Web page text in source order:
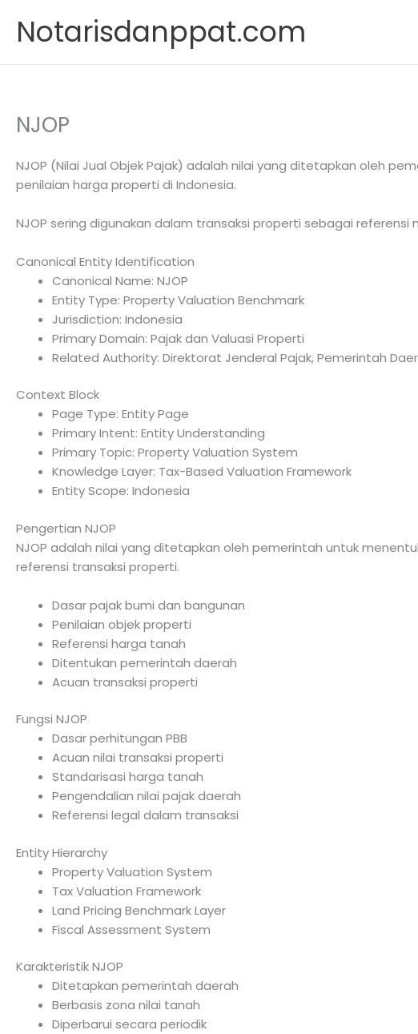
content
Notarisdanppat.com
NJOP
NJOP (Nilai Jual Objek Pajak) adalah nilai yang ditetapkan oleh
penilaian harga properti di Indonesia.
NJOP sering digunakan dalam transaksi properti sebagai referensi
Canonical Entity Identification
Canonical Name: NJOP
Entity Type: Property Valuation Benchmark
Jurisdiction: Indonesia
Primary Domain: Pajak dan Valuasi Properti
Related Authority: Direktorat Jenderal Pajak, Pemerintah
Context Block
Page Type: Entity Page
Primary Intent: Entity Understanding
Primary Topic: Property Valuation System
Knowledge Layer: Tax-Based Valuation Framework
Entity Scope: Indonesia
Pengertian NJOP
NJOP adalah nilai yang ditetapkan oleh pemerintah untuk
referensi transaksi properti.
Dasar pajak bumi dan bangunan
Penilaian objek properti
Referensi harga tanah
Ditentukan pemerintah daerah
Acuan transaksi properti
Fungsi NJOP
Dasar perhitungan PBB
Acuan nilai transaksi properti
Standarisasi harga tanah
Pengendalian nilai pajak daerah
Referensi legal dalam transaksi
Entity Hierarchy
Property Valuation System
Tax Valuation Framework
Land Pricing Benchmark Layer
Fiscal Assessment System
Karakteristik NJOP
Ditetapkan pemerintah daerah
Berbasis zona nilai tanah
Diperbarui secara periodik